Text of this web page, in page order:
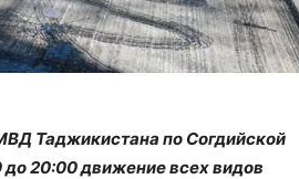
Таджикистана по Согдийской
до 20:00 движение всех видов